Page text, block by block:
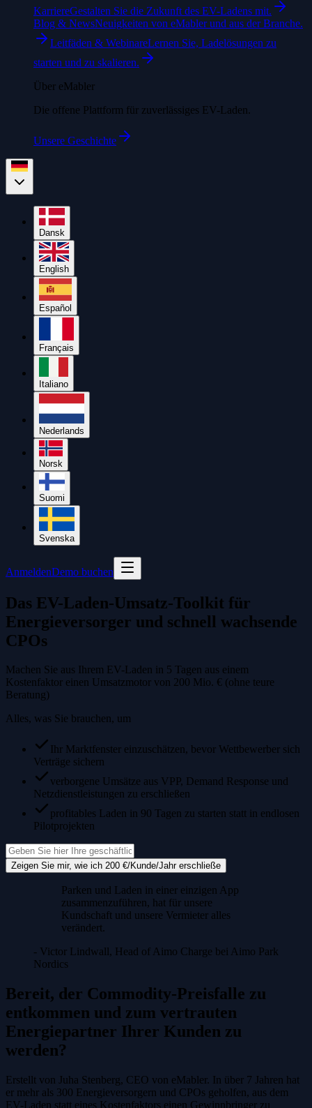
KarriereGestalten Sie die Zukunft des EV-Ladens mit.
Blog & NewsNeuigkeiten von eMabler und aus der Branche.
Leitfäden & WebinareLernen Sie, Ladelösungen zu
starten und zu skalieren.
Über eMabler
Die offene Plattform für zuverlässiges EV-Laden.
Unsere Geschichte
Dansk
English
Español
Français
Italiano
Nederlands
Norsk
Suomi
Svenska
AnmeldenDemo buchen
Das EV-Laden-Umsatz-Toolkit für
Energieversorger und schnell wachsende
CPOs
Machen Sie aus Ihrem EV-Laden in 5 Tagen aus einem
Kostenfaktor einen Umsatzmotor von 200 Mio. € (ohne teure
Beratung)
Alles, was Sie brauchen, um
Ihr Marktfenster einzuschätzen, bevor Wettbewerber sich
Verträge sichern
verborgene Umsätze aus VPP, Demand Response und
Netzdienstleistungen zu erschließen
profitables Laden in 90 Tagen zu starten statt in endlosen
Pilotprojekten
Zeigen Sie mir, wie ich 200 €/Kunde/Jahr erschließe
Parken und Laden in einer einzigen App
zusammenzuführen, hat für unsere
Kundschaft und unsere Vermieter alles
verändert.
- Victor Lindwall, Head of Aimo Charge bei Aimo Park
Nordics
Bereit, der Commodity-Preisfalle zu
entkommen und zum vertrauten
Energiepartner Ihrer Kunden zu
werden?
Erstellt von Juha Stenberg, CEO von eMabler. In über 7 Jahren hat
er mehr als 300 Energieversorgern und CPOs geholfen, aus dem
EV-Laden statt eines Kostenfaktors einen Gewinnbringer zu